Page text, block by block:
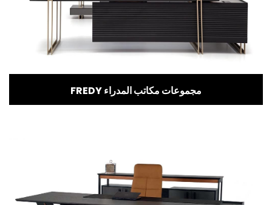
FREDY مجموعات مكاتب المدراء